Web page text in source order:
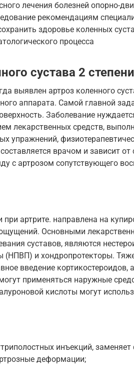
лечения болезней опорно-
рекомендациям
здоровье коленных
процесса
сустава 2 степени
выявлен артроз коленного
аппарата. Самой главной
Заболевание
лекарственных средств,
упражнений,
врачом и зависит от
с артрозом сопутствующего
артрите. направлена на
Основными
суставов, являются
(НПВП) и хондропротекторы.
введение кортикостероидов,
применяться наружные
кислоты могут
инъекций,
деформации;